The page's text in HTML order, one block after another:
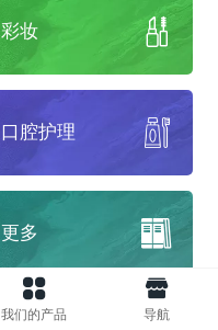
彩妆
口腔护理
更多
我们的产品 导航